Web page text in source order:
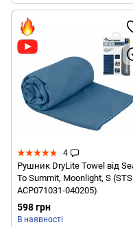
4
Рушник DryLite Towel від
To Summit, Moonlight, S (STS
ACP071031-040205)
598 грн
В наявності